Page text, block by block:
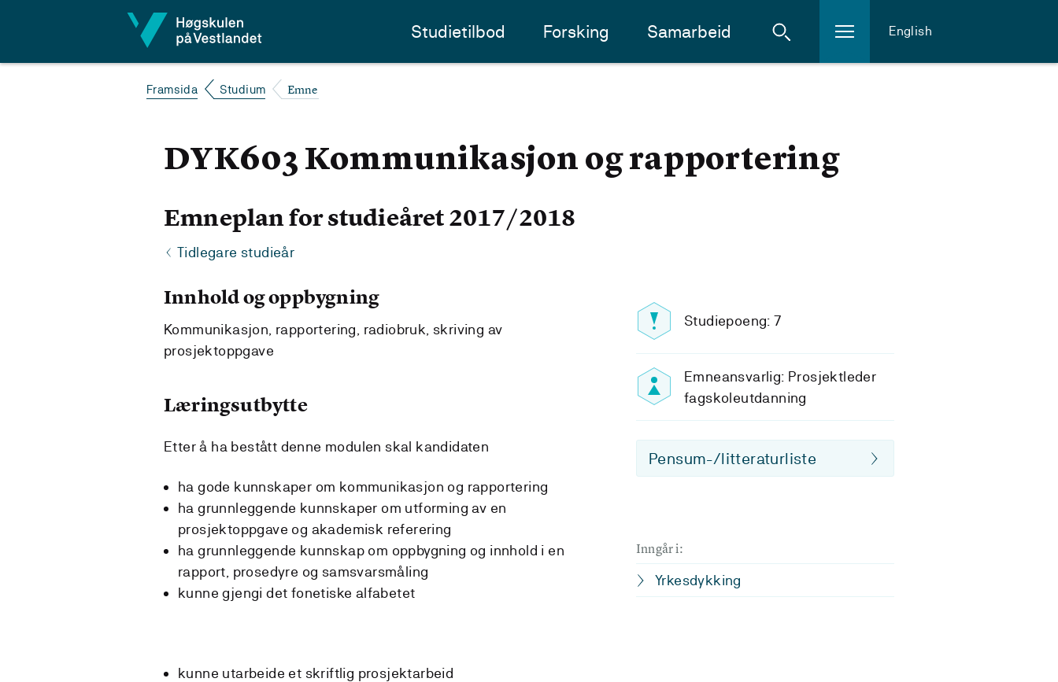
Studietilbod Forsking Samarbeid English
Framsida Studium Emne
DYK603 Kommunikasjon og rapportering
Emneplan for studieåret 2017/2018
Tidlegare studieår
Studiepoeng: 7
Emneansvarlig: Prosjektleder
fagskoleutdanning
Pensum-/litteraturliste
Inngår i:
Yrkesdykking
Innhold og oppbygning
Kommunikasjon, rapportering, radiobruk, skriving av
prosjektoppgave
Læringsutbytte
Etter å ha bestått denne modulen skal kandidaten
ha gode kunnskaper om kommunikasjon og rapportering
ha grunnleggende kunnskaper om utforming av en
prosjektoppgave og akademisk referering
ha grunnleggende kunnskap om oppbygning og innhold i en
rapport, prosedyre og samsvarsmåling
kunne gjengi det fonetiske alfabetet
kunne utarbeide et skriftlig prosjektarbeid